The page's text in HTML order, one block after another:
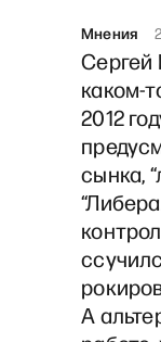
Мнения
Сергей
каком-
2012
сынка,
А